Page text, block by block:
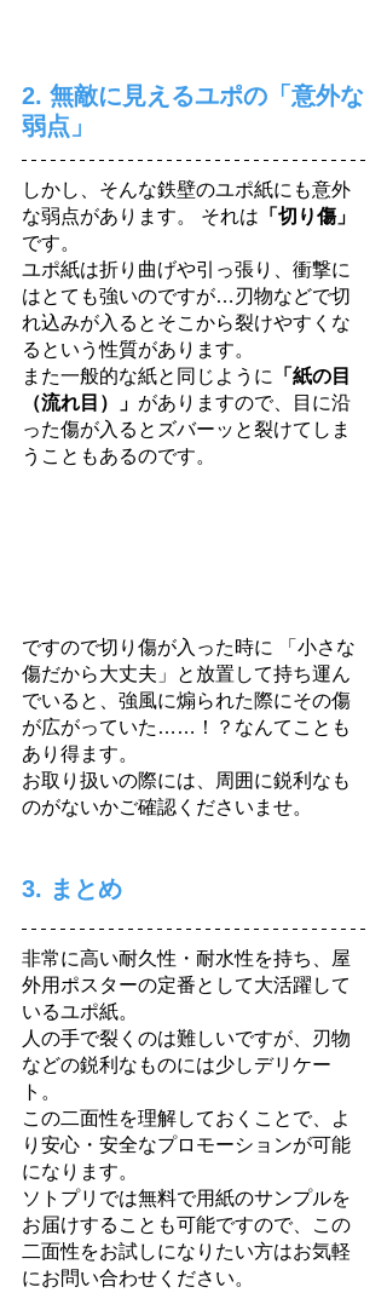
2. 無敵に見えるユポの「意外な
弱点」
しかし、そんな鉄壁のユポ紙にも意外
な弱点があります。 それは 「切り傷」
です。
ユポ紙は折り曲げや引っ張り、衝撃に
はとても強いのですが…刃物などで切
れ込みが入るとそこから裂けやすくな
るという性質があります。
また一般的な紙と同じように
「紙の目
（流れ目）」 がありますので、目に沿
った傷が入るとズバーッと裂けてしま
うこともあるのです。
ですので切り傷が入った時に 「小さな
傷だから大丈夫」と放置して持ち運ん
でいると、強風に煽られた際にその傷
が広がっていた……！？なんてことも
あり得ます。
お取り扱いの際には、周囲に鋭利なも
のがないかご確認くださいませ。
3. まとめ
非常に高い耐久性・耐水性を持ち、屋
外用ポスターの定番として大活躍して
いるユポ紙。
人の手で裂くのは難しいですが、刃物
などの鋭利なものには少しデリケー
ト。
この二面性を理解しておくことで、よ
り安心・安全なプロモーションが可能
になります。
ソトプリでは無料で用紙のサンプルを
お届けすることも可能ですので、この
二面性をお試しになりたい方はお気軽
にお問い合わせください。